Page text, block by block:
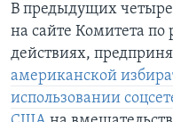
В предыдущих
на сайте Комитета по
действиях,
американской
использовании